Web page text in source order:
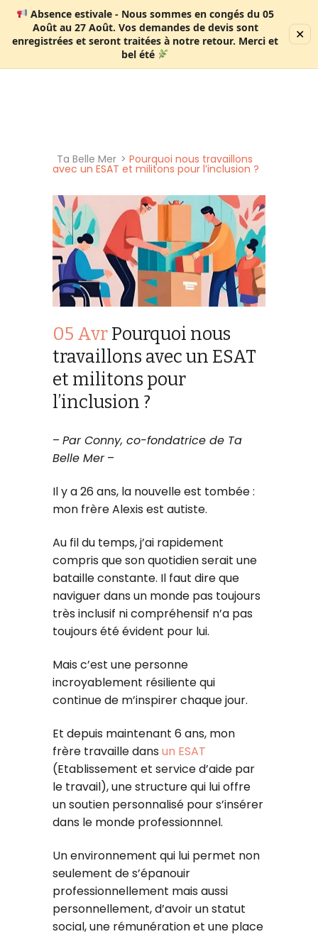
Absence estivale- Nous sommes en congés du 05
Août au 27 Août. Vos demandes de devis sont
enregistrées et seront traitées à notre retour. Merci et
bel été
✕
0 produit
Ta Belle Mer > Pourquoi nous travaillons
avec un ESAT et militons pour l’inclusion ?
05 Avr Pourquoi nous
travaillons avec un ESAT
et militons pour
l’inclusion ?
– Par Conny, co-fondatrice de Ta
Belle Mer–
Il y a 26 ans, la nouvelle est tombée :
mon frère Alexis est autiste.
Au fil du temps, j’ai rapidement
compris que son quotidien serait une
bataille constante. Il faut dire que
naviguer dans un monde pas toujours
très inclusif ni compréhensif n’a pas
toujours été évident pour lui.
Mais c’est une personne
incroyablement résiliente qui
continue de m’inspirer chaque jour.
Et depuis maintenant 6 ans, mon
frère travaille dans un ESAT
(Etablissement et service d’aide par
le travail), une structure qui lui offre
un soutien personnalisé pour s’insérer
dans le monde professionnnel.
Un environnement qui lui permet non
seulement de s’épanouir
professionnellement mais aussi
personnellement, d’avoir un statut
social, une rémunération et une place